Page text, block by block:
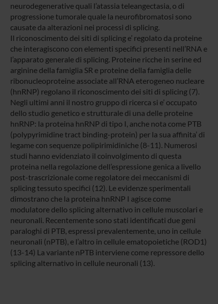
neurodegenerative quali l’atassia teleangectasia, o di
progressione tumorale quale la neurofibromatosi sono
causate da alterazioni nei processi di splicing.
Il riconoscimento dei siti di splicing e’ regolato da proteine
che interagiscono con elementi specifici presenti nell’RNA e
l’apparato generale di splicing. Proteine ricche in serine ed
arginine della famiglia SR e proteine della famiglia delle
ribonucleoproteine associate all’RNA eterogeneo nucleare
(hnRNP) regolano il riconoscimento dei siti di splicing (7).
Negli ultimi anni il nostro gruppo di ricerca si e’ occupato
dello studio genetico e strutturale di una delle proteine
hnRNP: la proteina hnRNP di tipo I, anche nota come PTB
(polypyrimidine tract binding-protein) per la sua affinita’ di
legame con sequenze polipirimidiniche (8-11). Numerosi
studi hanno evidenziato il coinvolgimento di questa
proteina nella regolazione dell’espressione genica a livello
post-trascrizionale come regolatore dei meccanismi di
splicing tessuto specifici (12). Le evidenze sperimentali
dimostrano che la proteina hnRNP I agisce come
modulatore dello splicing alternativo in cellule muscolari e
neuronali. Recentemente sono stati identificati due geni
paraloghi di PTB, espressi prevalentemente, uno in cellule
neuronali (nPTB), e l’altro in cellule ematopoietiche (ROD1)
(13-14) La variante nPTB interviene come repressore dello
splicing alternativo in cellule neuronali (13).